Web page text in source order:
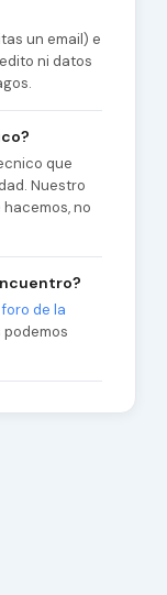
un email) e
ni datos
que
Nuestro
no
foro de la